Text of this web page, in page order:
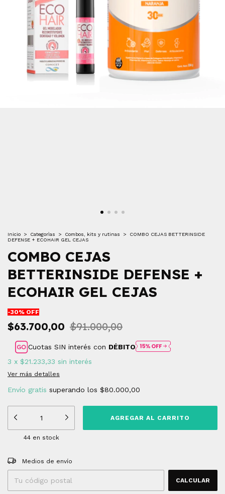
Inicio > Categorìas > Combos, kits y rutinas >
COMBO CEJAS BETTERINSIDE
DEFENSE + ECOHAIR GEL CEJAS
COMBO CEJAS
BETTERINSIDE DEFENSE +
ECOHAIR GEL CEJAS
-30% OFF
$63.700,00 $91.000,00
Cuotas SIN interés con DÉBITO
3 x $21.233,33 sin interés
Ver más detalles
Envío gratis superando los $80.000,00
44en stock
Entregas para el CP:
Medios de envío
CALCULAR